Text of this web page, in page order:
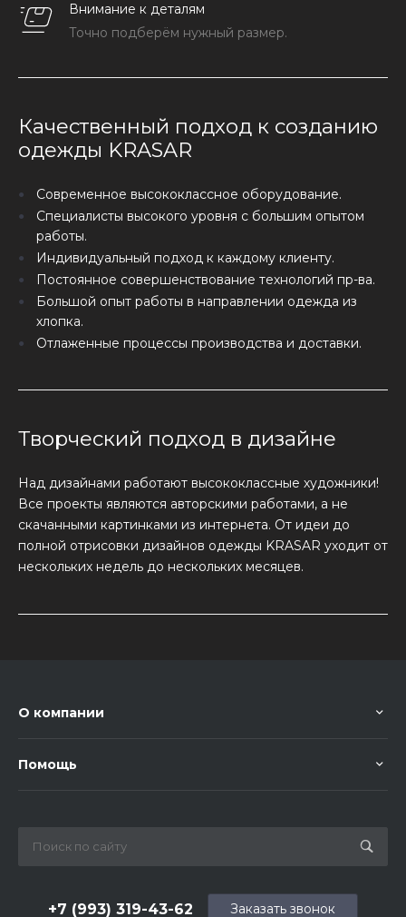
Внимание к деталям
Точно подберём нужный размер.
Качественный подход к созданию
одежды KRASAR
Современное высококлассное оборудование.
Специалисты высокого уровня с большим опытом
работы.
Индивидуальный подход к каждому клиенту.
Постоянное совершенствование технологий пр-ва.
Большой опыт работы в направлении одежда из
хлопка.
Отлаженные процессы производства и доставки.
Творческий подход в дизайне
Над дизайнами работают высококлассные художники!
Все проекты являются авторскими работами, а не
скачанными картинками из интернета. От идеи до
полной отрисовки дизайнов одежды KRASAR уходит от
нескольких недель до нескольких месяцев.
О компании
Помощь
+7 (993) 319-43-62 Заказать звонок